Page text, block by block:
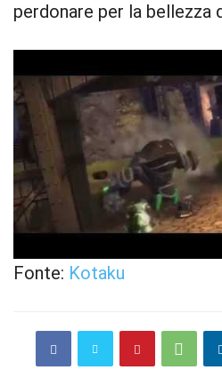
perdonare per la bellezza
Fonte: Kotaku